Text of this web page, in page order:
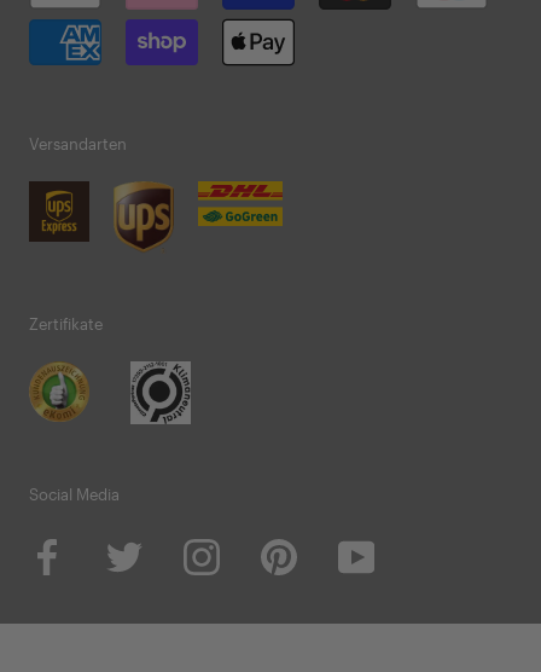
Versandarten
Zertifikate
Social Media